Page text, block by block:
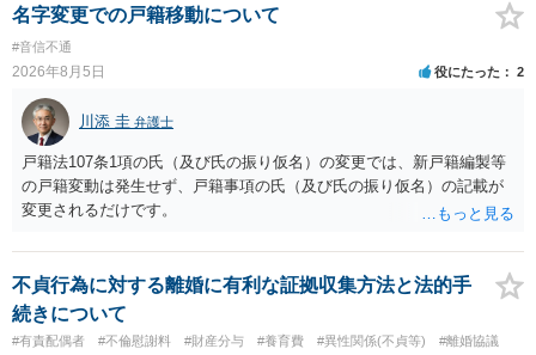
は、結局所轄だと思われますので、やはり結論は変わらないかもしれ
ないです。 一度、最寄りの「刑事に強い」とうたっている弁護士に相
談してみてはいかがでしょうか。 以上、ご参考まで。
名字変更での戸籍移動について
#音信不通
2026年8月5日 役にたった 2
川添 圭 弁護士
戸籍法107条1項の氏（及び氏の振り仮名）の変更では、新戸籍編製等
の戸籍変動は発生せず、戸籍事項の氏（及び氏の振り仮名）の記載が
変更されるだけです。
不貞行為に対する離婚に有利な証拠収集方法と法的手
続きについて
#有責配偶者 #不倫慰謝料 #財産分与 #養育費 #異性関係(不貞等) #離婚協議